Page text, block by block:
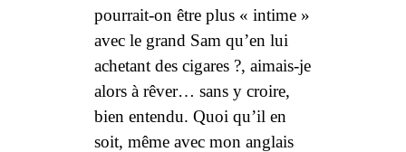
pourrait-on être plus « intime »
avec le grand Sam qu’en lui
achetant des cigares ?, aimais-je
alors à rêver… sans y croire,
bien entendu. Quoi qu’il en
soit, même avec mon anglais